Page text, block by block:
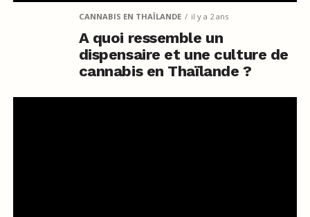
CANNABIS EN THAÏLANDE il y a 2 ans
A quoi ressemble un
dispensaire et une culture de
cannabis en Thaïlande ?